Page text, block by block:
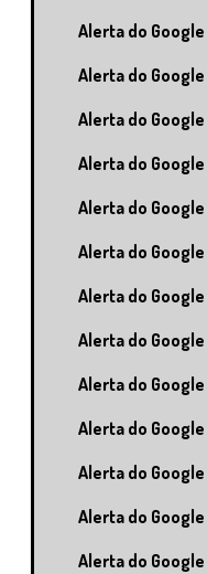
Alerta do
Alerta do
Alerta do
Alerta do
Alerta do
Alerta do
Alerta do
Alerta do
Alerta do
Alerta do
Alerta do
Alerta do
Alerta do